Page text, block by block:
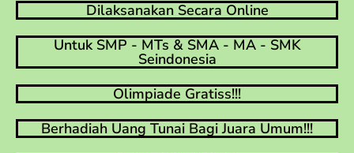
Dilaksanakan Secara Online
Untuk SMP - MTs & SMA - MA - SMK
Seindonesia
Olimpiade Gratiss!!!
Berhadiah Uang Tunai Bagi Juara Umum!!!